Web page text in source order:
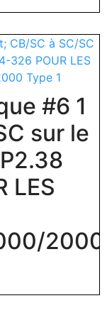
#6 1
sur le
LES
2000